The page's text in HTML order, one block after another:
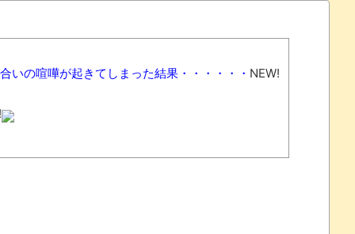
いの喧嘩が起きてしまった結果・・・・・・ NEW!
でついに100万部を割ってしまうｗｗｗｗｗ
それやっても自分の価値は上がらない」→各界隈